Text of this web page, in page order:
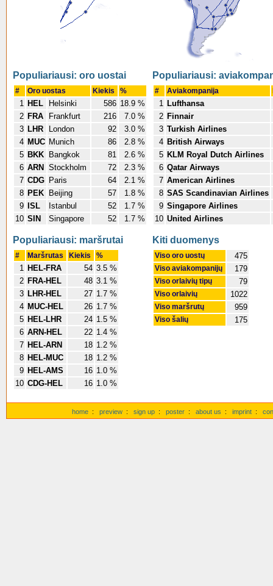
Populiariausi: oro uostai
# Oro uostas Kiekis %
1 HEL Helsinki 586 18.9 %
2 FRA Frankfurt 216
7.0 %
3 LHR London 92
3.0 %
4 MUC Munich 86
2.8 %
5 BKK Bangkok 81
2.6 %
6 ARN Stockholm 72
2.3 %
7 CDG Paris 64
2.1 %
8 PEK Beijing 57
1.8 %
9
ISL Istanbul 52
1.7 %
10 SIN Singapore 52 1.7 %
Populiariausi:
# Aviakompanija
1 Lufthansa
2 Finnair
3 Turkish Airlines
4 British Airways
5 KLM Royal Dutch Airlines
6 Qatar Airways
7 American Airlines
8 SAS Scandinavian Airlines
9 Singapore Airlines
10 United Airlines
Populiariausi: maršrutai
# Maršrutas Kiekis %
1 HEL-FRA 54 3.5 %
2 FRA-HEL 48 3.1 %
3 LHR-HEL 27 1.7 %
4 MUC-HEL 26 1.7 %
5 HEL-LHR 24 1.5 %
6 ARN-HEL 22 1.4 %
7 HEL-ARN 18 1.2 %
8 HEL-MUC 18 1.2 %
9 HEL-AMS 16 1.0 %
10 CDG-HEL 16 1.0 %
Kiti duomenys
Viso oro uostų 475
Viso aviakompanijų 179
Viso orlaivių tipų 79
Viso orlaivių 1022
Viso maršrutų 959
Viso šalių 175
home : preview : sign up : poster : about us : imprint :